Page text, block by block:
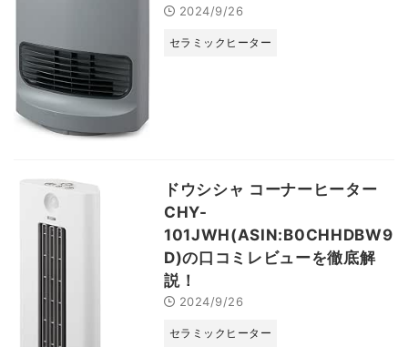
2024/9/26
セラミックヒーター
ドウシシャ コーナーヒーター
CHY-
101JWH(ASIN:B0CHHDBW9
D)の口コミレビューを徹底解
説！
2024/9/26
セラミックヒーター